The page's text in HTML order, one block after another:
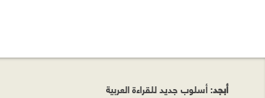
أبجد: أسلوب جديد للقراءة العربية